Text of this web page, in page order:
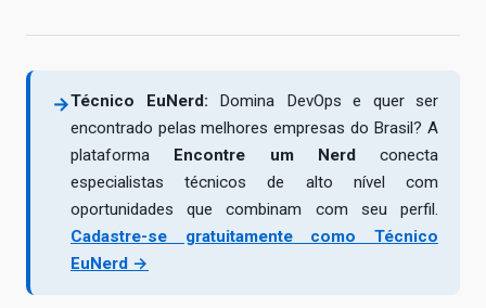
→Técnico EuNerd: Domina DevOps e quer ser
encontrado pelas melhores empresas do Brasil? A
plataforma Encontre um Nerdconecta
especialistas técnicos de alto nível com
oportunidades que combinam com seu perfil.
Cadastre-se gratuitamente como Técnico
EuNerd →